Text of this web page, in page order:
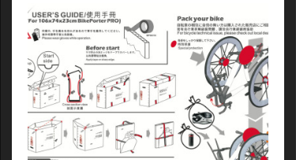
礁・グレートバリアリーフを有する太平洋海岸沿
いのハイウェイコース！ この連載ではイベントの
ために貸し切りされたハイウェイライドやクイー
ンズランド州の広大な自然、新鮮でおいしい食事
や歴史遺産などを含め、ケアンズのライド旅前中
後編でお届けします。今年の冬休みは、ジェット
スターの直行便で行く南半球の大自然を自転車と
共に堪能してみませんか？ Text＆
Photo_Mayumi Kamura / Global Ride １、オー
ストラリア、ケアンズって？ ケアンズ市はオース
トラリア北東部クイーンズランド州に位置する人